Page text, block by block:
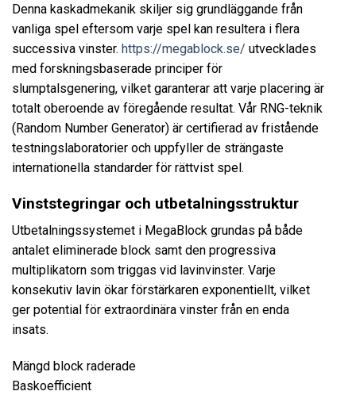
Denna kaskadmekanik skiljer sig grundläggande från
vanliga spel eftersom varje spel kan resultera i flera
successiva vinster. https://megablock.se/ utvecklades
med forskningsbaserade principer för
slumptalsgenering, vilket garanterar att varje placering är
totalt oberoende av föregående resultat. Vår RNG-teknik
(Random Number Generator) är certifierad av fristående
testningslaboratorier och uppfyller de strängaste
internationella standarder för rättvist spel.
Vinststegringar och utbetalningsstruktur
Utbetalningssystemet i MegaBlock grundas på både
antalet eliminerade block samt den progressiva
multiplikatorn som triggas vid lavinvinster. Varje
konsekutiv lavin ökar förstärkaren exponentiellt, vilket
ger potential för extraordinära vinster från en enda
insats.
Mängd block raderade
Baskoefficient